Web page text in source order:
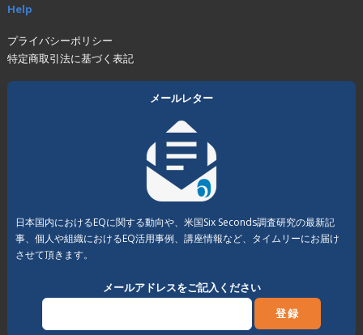
Help
プライバシーポリシー
特定商取引法に基づく表記
メールレター
日本国内におけるEQに関する動向や、米国Six Seconds調査研究の最新記
事、個人や組織におけるEQ活用事例、講座情報など、タイムリーにお届け
させて頂きます。
メールアドレスをご記入ください